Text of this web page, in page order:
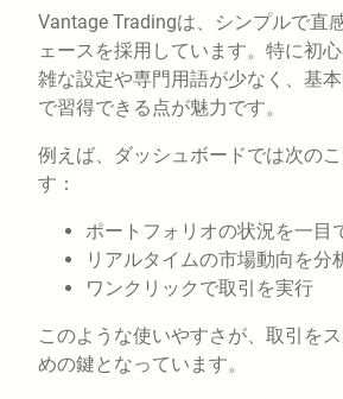
Vantage Tradingは、シンプルで直
ェースを採用しています。特に初
雑な設定や専門用語が少なく、基
で習得できる点が魅力です。
例えば、ダッシュボードでは次の
す：
ポートフォリオの状況を一目
リアルタイムの市場動向を分
ワンクリックで取引を実行
このような使いやすさが、取引を
めの鍵となっています。